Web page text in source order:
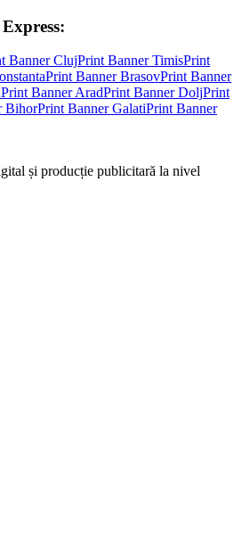
BannerClujPrint BannerTimisPrint
Print BannerBrasovPrint Banner
Print BannerAradPrint BannerDoljPrint
BihorPrint BannerGalatiPrint Banner
și producție publicitară la nivel